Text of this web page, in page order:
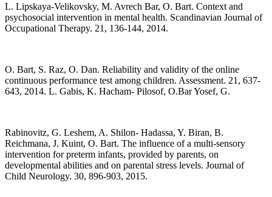
L. Lipskaya-Velikovsky, M. Avrech Bar, O. Bart. Context and
psychosocial intervention in mental health. Scandinavian Journal of
Occupational Therapy. 21, 136-144, 2014.
O. Bart, S. Raz, O. Dan. Reliability and validity of the online
continuous performance test among children. Assessment. 21, 637-
643, 2014. L. Gabis, K. Hacham- Pilosof, O.Bar Yosef, G.
Rabinovitz, G. Leshem, A. Shilon- Hadassa, Y. Biran, B.
Reichmana, J. Kuint, O. Bart. The influence of a multi-sensory
intervention for preterm infants, provided by parents, on
developmental abilities and on parental stress levels. Journal of
Child Neurology. 30, 896-903, 2015.